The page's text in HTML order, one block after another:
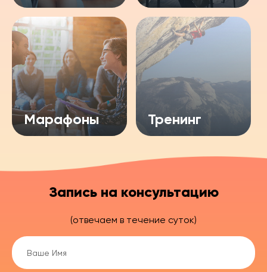
Марафоны Тренинг
Запись на консультацию
(отвечаем в течение суток)